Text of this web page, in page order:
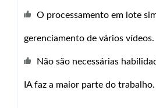
O processamento em lote
gerenciamento de vários vídeos.
Não são necessárias
IA faz a maior parte do trabalho.